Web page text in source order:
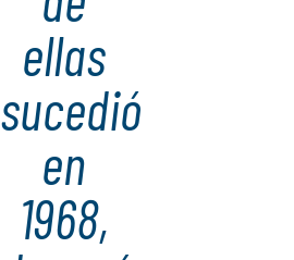
ellas
sucedió
en
1968,